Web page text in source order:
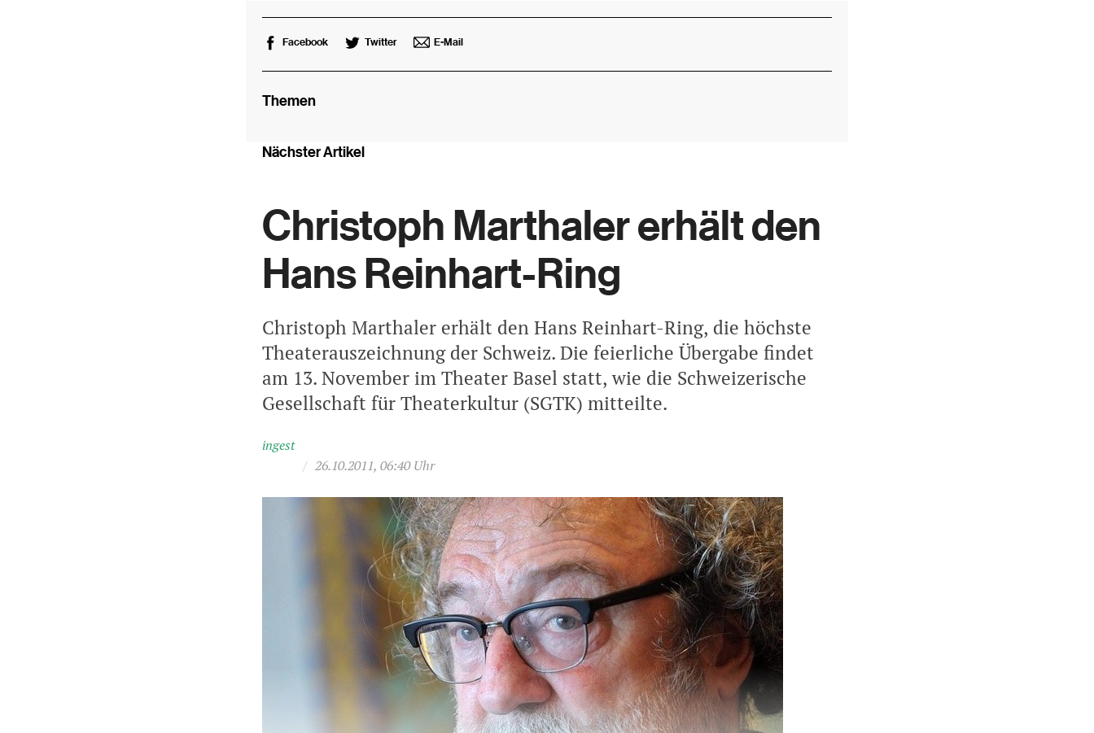
Facebook Twitter E-Mail
Themen
Nächster Artikel
Christoph Marthaler erhält den
Hans Reinhart-Ring
Christoph Marthaler erhält den Hans Reinhart-Ring, die höchste
Theaterauszeichnung der Schweiz. Die feierliche Übergabe findet
am 13. November im Theater Basel statt, wie die Schweizerische
Gesellschaft für Theaterkultur (SGTK) mitteilte.
ingest
/ 26.10.2011, 06:40 Uhr